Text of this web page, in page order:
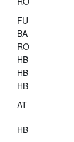
FU
BA
RO
HB
HB
HB
AT
HB